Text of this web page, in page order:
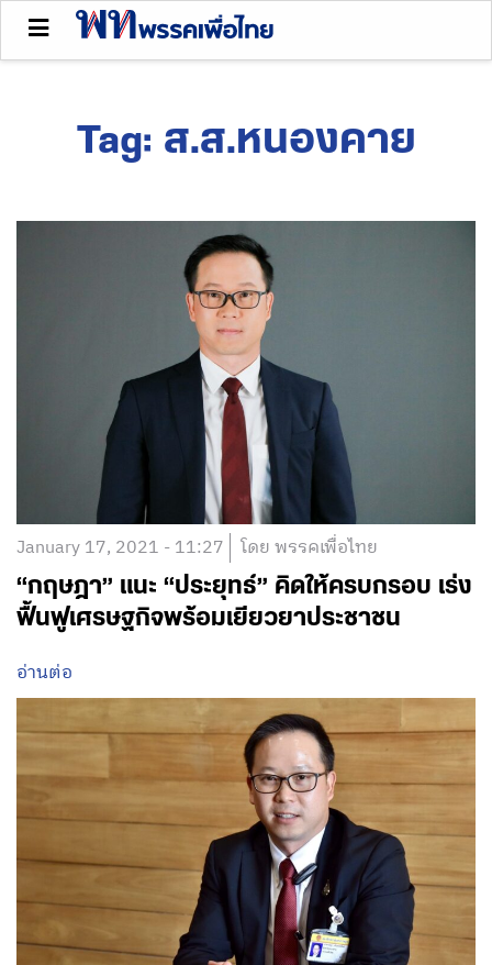
Tag: ส.ส.หนองคาย
January 17, 2021 - 11:27 โดย พรรคเพื่อไทย
“กฤษฎา” แนะ “ประยุทธ์” คิดให้ครบกรอบ เร่ง
ฟื้นฟูเศรษฐกิจพร้อมเยียวยาประชาชน
อ่านต่อ